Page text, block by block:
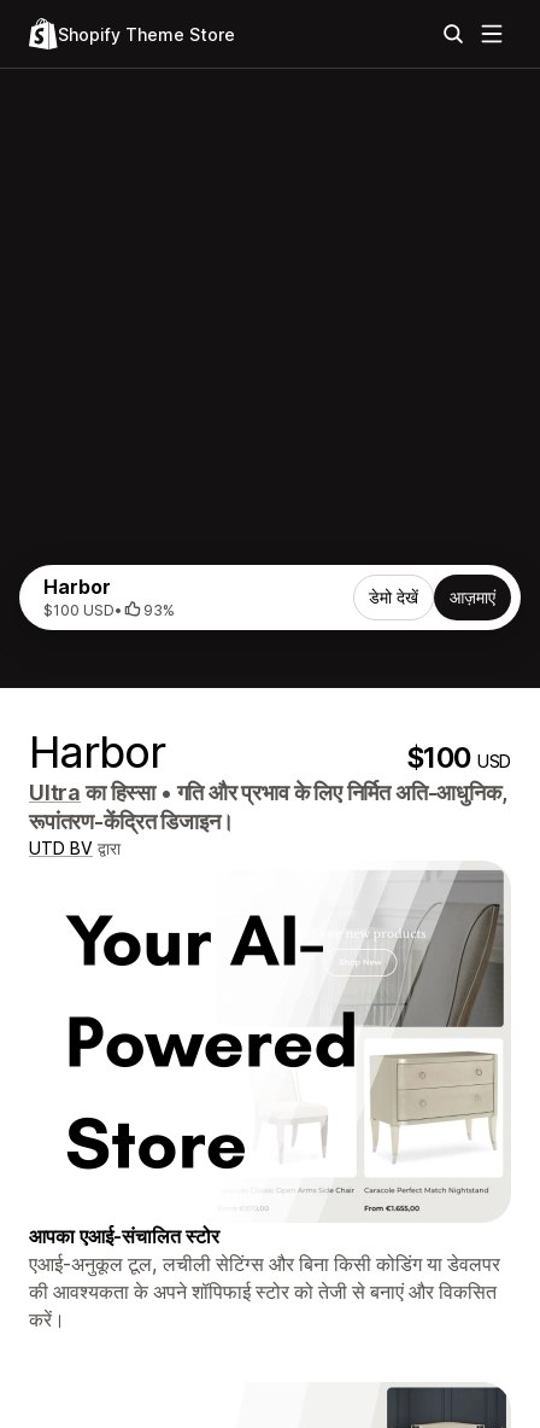
Shopify Theme Store
Harbor
$100 USD• 93%
डेमो देखें आज़माएं
Harbor $100USD
Ultraका हिस्सा • गति और प्रभाव के लिए निर्मित अति-आधुनिक,
रूपांतरण-केंद्रित डिजाइन।
UTD BV द्वारा
आपका एआई-संचालित स्टोर
एआई-अनुकूल टूल, लचीली सेटिंग्स और बिना किसी कोडिंग या डेवलपर
की आवश्यकता के अपने शॉपिफाई स्टोर को तेजी से बनाएं और विकसित
करें।